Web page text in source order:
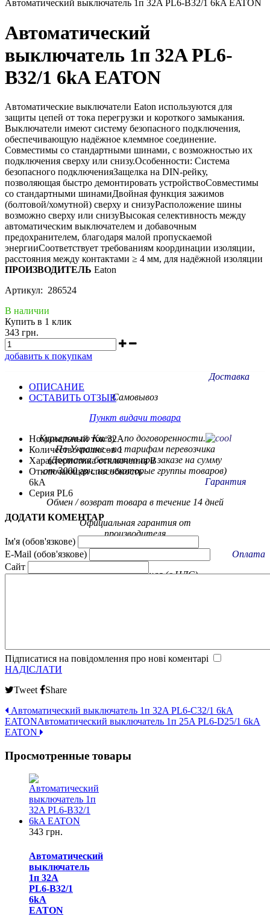
Автоматический выключатель 1п 32A PL6-B32/1 6kA EATON
Автоматический
выключатель 1п 32A PL6-
B32/1 6kA EATON
Автоматические выключатели Eaton используются для
защиты цепей от тока перегрузки и короткого замыкания.
Выключатели имеют систему безопасного подключения,
обеспечивающую надёжное клеммное соединение.
Совместимы со стандартными шинами, с возможностью их
подключения сверху или снизу.Особенности: Система
безопасного подключенияЗащелка на DIN-рейку,
позволяющая быстро демонтировать устройствоСовместимы
со стандартными шинамиДвойная функция зажимов
(болтовой/хомутной) сверху и снизуРасположение шины
возможно сверху или снизуВысокая селективность между
автоматическим выключателем и добавочным
предохранителем, благодаря малой пропускаемой
энергииСоответствует требованиям координации изоляции,
расстояния между контактами ≥ 4 мм, для надёжной изоляции
ПРОИЗВОДИТЕЛЬ Eaton
Артикул: 286524
В наличии
Купить в 1 клик
343 грн.
добавить к покупкам
Доставка
Самовывоз
Пункт видачи товара
Курьером по Киеву - по договоренности.
По Украине - по тарифам перевозчика
(Доставка бесплатно при заказе на сумму
от 3000 грн. на некоторые группы товаров)
Гарантия
Обмен / возврат товара в течение 14 дней
Официальная гарантия от
производителя
Оплата
Наличная, безналичная (с НДС).
ОПИСАНИЕ
ОСТАВИТЬ ОТЗЫВ
Номинальный ток 32A
Количество полюсов 1
Характеристика отключения B
Отключающая способность
6kA
Серия PL6
ДОДАТИ КОМЕНТАР
Ім'я (обов'язкове)
E-Mail (обов'язкове)
Сайт
Підписатися на повідомлення про нові коментарі
НАДІСЛАТИ
Tweet
Share
Автоматический выключатель 1п 32A PL6-C32/1 6kA
EATONАвтоматический выключатель 1п 25A PL6-D25/1 6kA
EATON
Просмотренные товары
343 грн.
Автоматический
выключатель
1п 32A
PL6-B32/1
6kA
EATON